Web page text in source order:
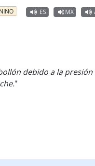
ES MX
debido a la presión
"